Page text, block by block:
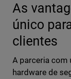
As
único
clientes
A parceria com
hardware de